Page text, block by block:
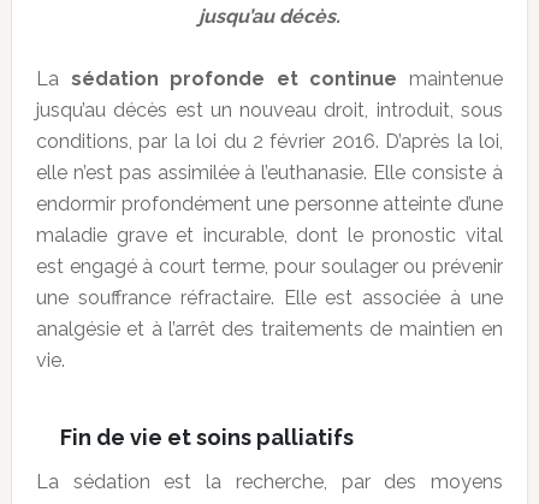
jusqu’au décès.
La sédation profonde et continue maintenue
jusqu’au décès est un nouveau droit, introduit, sous
conditions, par la loi du 2 février 2016. D’après la loi,
elle n’est pas assimilée à l’euthanasie. Elle consiste à
endormir profondément une personne atteinte d’une
maladie grave et incurable, dont le pronostic vital
est engagé à court terme, pour soulager ou prévenir
une souffrance réfractaire. Elle est associée à une
analgésie et à l’arrêt des traitements de maintien en
vie.
Fin de vie et soins palliatifs
La sédation est la recherche, par des moyens